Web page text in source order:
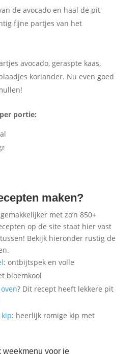
de avocado en haal de pit
fijne partjes van het
avocado, geraspte kaas,
koriander. Nu even goed
portie:
maken?
met zo’n 850+
op de site staat hier vast
Bekijk hieronder rustig de
: ontbijtspek en volle
bloemkool
? Dit recept heeft lekkere pit
: heerlijk romige kip met
weekmenu voor je